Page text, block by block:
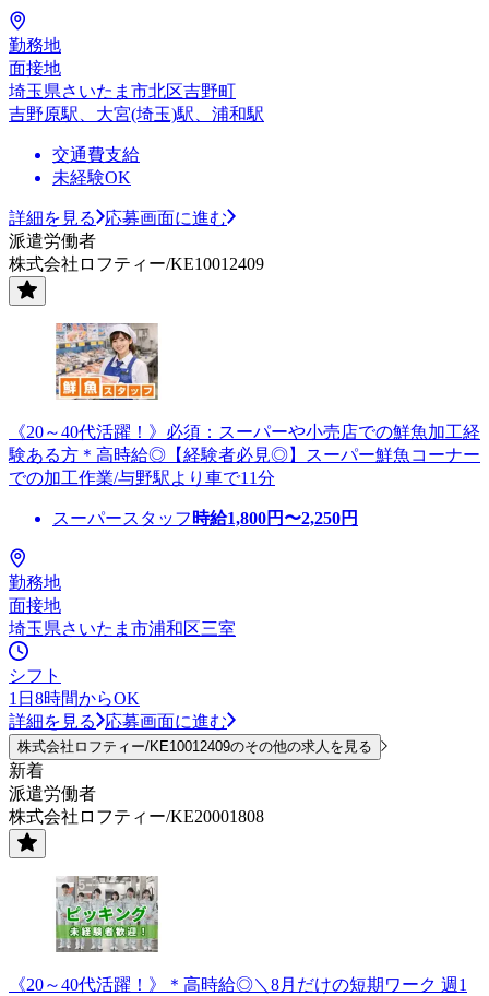
勤務地
面接地
埼玉県さいたま市北区吉野町
吉野原駅、大宮(埼玉)駅、浦和駅
交通費支給
未経験OK
詳細を見る
応募画面に進む
派遣労働者
株式会社ロフティー/KE10012409
《20～40代活躍！》必須：スーパーや小売店での鮮魚加工経
験ある方＊高時給◎【経験者必見◎】スーパー鮮魚コーナー
での加工作業/与野駅より車で11分
スーパースタッフ 時給1,800円〜2,250円
勤務地
面接地
埼玉県さいたま市浦和区三室
シフト
1日8時間からOK
詳細を見る
応募画面に進む
株式会社ロフティー/KE10012409のその他の求人を見る
新着
派遣労働者
株式会社ロフティー/KE20001808
《20～40代活躍！》＊高時給◎＼8月だけの短期ワーク 週1